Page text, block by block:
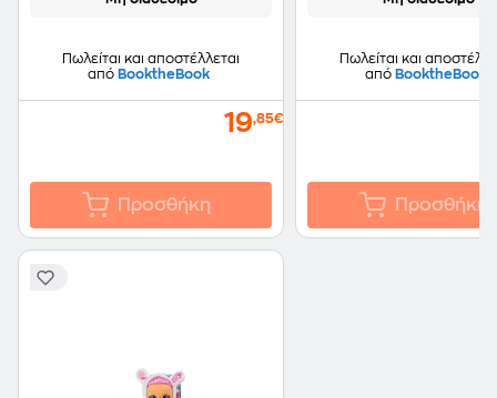
Πωλείται και αποστέλλεται
από BooktheBook
19,85€
Προσθήκη
Πωλείται και
από BooktheBook
Προσθήκη